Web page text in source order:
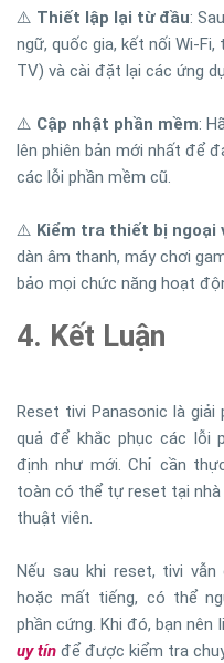
⚠️ Thiết lập lại từ đầu:
ngữ, quốc gia, kết nối Wi-
TV) và cài đặt lại các ứng
⚠️ Cập nhật phần mềm:
lên phiên bản mới nhất để
các lỗi phần mềm cũ.
⚠️ Kiểm tra thiết bị ngoại
dàn âm thanh, máy chơi
bảo mọi chức năng hoạt
4. Kết Luận
Reset tivi Panasonic là giải
quả để khắc phục các lỗi
định như mới. Chỉ cần
toàn có thể tự reset tại nhà
thuật viên.
Nếu sau khi reset, tivi
hoặc mất tiếng, có thể
phần cứng. Khi đó, bạn nên
uy tín để được kiểm tra